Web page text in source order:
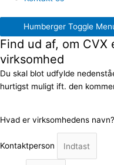
Humberger Toggle
Find ud af, om
virksomhed
Du skal blot udfylde
hurtigst muligt ift. den
Hvad er virksomhedens navn?
Kontaktperson